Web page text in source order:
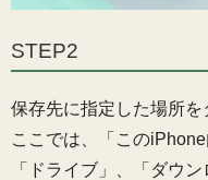
STEP2
保存先に指定した場所を
ここでは、「この
「ドライブ」、「ダウ